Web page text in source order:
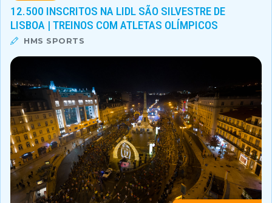
12.500 INSCRITOS NA LIDL SÃO SILVESTRE DE
LISBOA | TREINOS COM ATLETAS OLÍMPICOS
HMS SPORTS